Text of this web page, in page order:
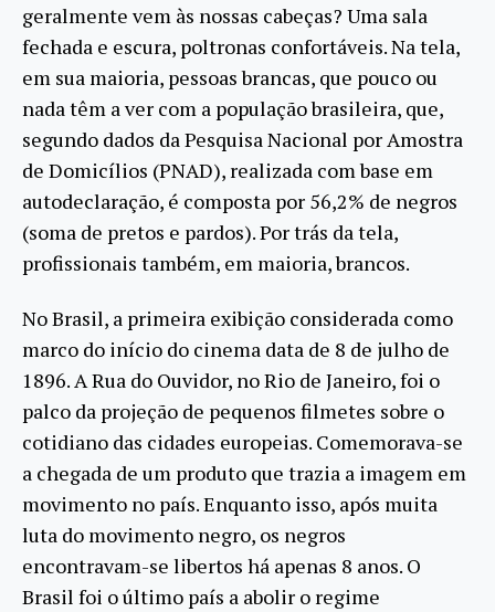
geralmente vem às nossas cabeças? Uma sala
fechada e escura, poltronas confortáveis. Na tela,
em sua maioria, pessoas brancas, que pouco ou
nada têm a ver com a população brasileira, que,
segundo dados da Pesquisa Nacional por Amostra
de Domicílios (PNAD), realizada com base em
autodeclaração, é composta por 56,2% de negros
(soma de pretos e pardos). Por trás da tela,
profissionais também, em maioria, brancos.
No Brasil, a primeira exibição considerada como
marco do início do cinema data de 8 de julho de
1896. A Rua do Ouvidor, no Rio de Janeiro, foi o
palco da projeção de pequenos filmetes sobre o
cotidiano das cidades europeias. Comemorava-se
a chegada de um produto que trazia a imagem em
movimento no país. Enquanto isso, após muita
luta do movimento negro, os negros
encontravam-se libertos há apenas 8 anos. O
Brasil foi o último país a abolir o regime